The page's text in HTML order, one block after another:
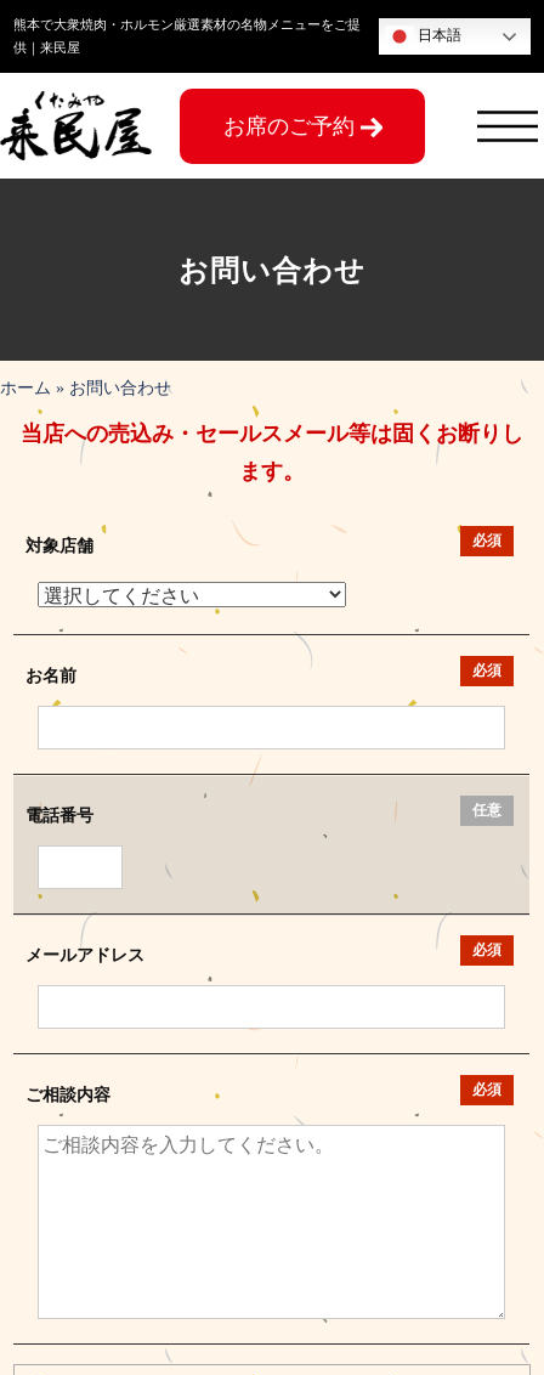
ン
テ
ツ
熊本で大衆焼肉・ホルモン厳選素材の名物メニューをご提
供｜来民屋
日本語
お席のご予約
お問い合わせ
ホーム » お問い合わせ
当店への売込み・セールスメール等は固くお断りし
ます。
対象店舗 必須
お名前 必須
電話番号 任意
メールアドレス 必須
ご相談内容 必須